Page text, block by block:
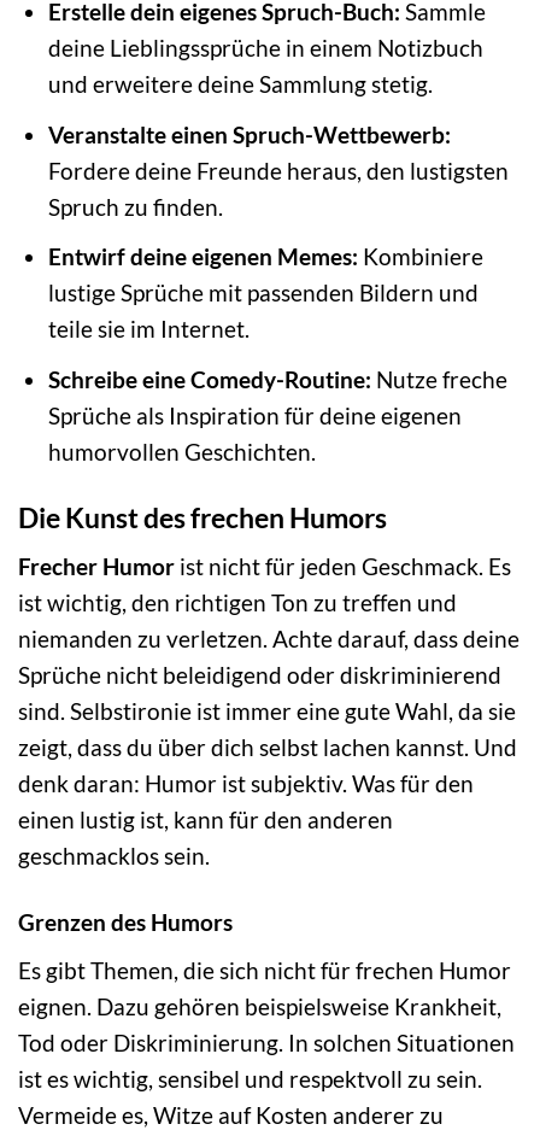
Erstelle dein eigenes Spruch-Buch: Sammle
deine Lieblingssprüche in einem Notizbuch
und erweitere deine Sammlung stetig.
Veranstalte einen Spruch-Wettbewerb:
Fordere deine Freunde heraus, den lustigsten
Spruch zu finden.
Entwirf deine eigenen Memes: Kombiniere
lustige Sprüche mit passenden Bildern und
teile sie im Internet.
Schreibe eine Comedy-Routine: Nutze freche
Sprüche als Inspiration für deine eigenen
humorvollen Geschichten.
Die Kunst des frechen Humors
Frecher Humor ist nicht für jeden Geschmack. Es
ist wichtig, den richtigen Ton zu treffen und
niemanden zu verletzen. Achte darauf, dass deine
Sprüche nicht beleidigend oder diskriminierend
sind. Selbstironie ist immer eine gute Wahl, da sie
zeigt, dass du über dich selbst lachen kannst. Und
denk daran: Humor ist subjektiv. Was für den
einen lustig ist, kann für den anderen
geschmacklos sein.
Grenzen des Humors
Es gibt Themen, die sich nicht für frechen Humor
eignen. Dazu gehören beispielsweise Krankheit,
Tod oder Diskriminierung. In solchen Situationen
ist es wichtig, sensibel und respektvoll zu sein.
Vermeide es, Witze auf Kosten anderer zu